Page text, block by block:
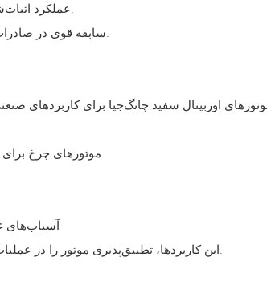
- عملکرد اثبات‌شده در کاربردهای دشوار در صنایع مختلف.
- سابقه قوی در صادرات با روابط مستحکم با مشتریان بین‌المللی.
- موتورهای چرخ
- آسیاب‌های
این کاربردها، تطبیق‌پذیری موتور را در عملیات هیدرولیکی سنگین و دقیق برجسته می‌کند.